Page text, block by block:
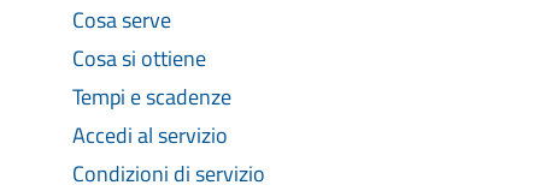
Cosa serve
Cosa si ottiene
Tempi e scadenze
Accedi al servizio
Condizioni di servizio